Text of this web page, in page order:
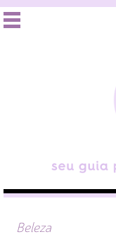
Beleza